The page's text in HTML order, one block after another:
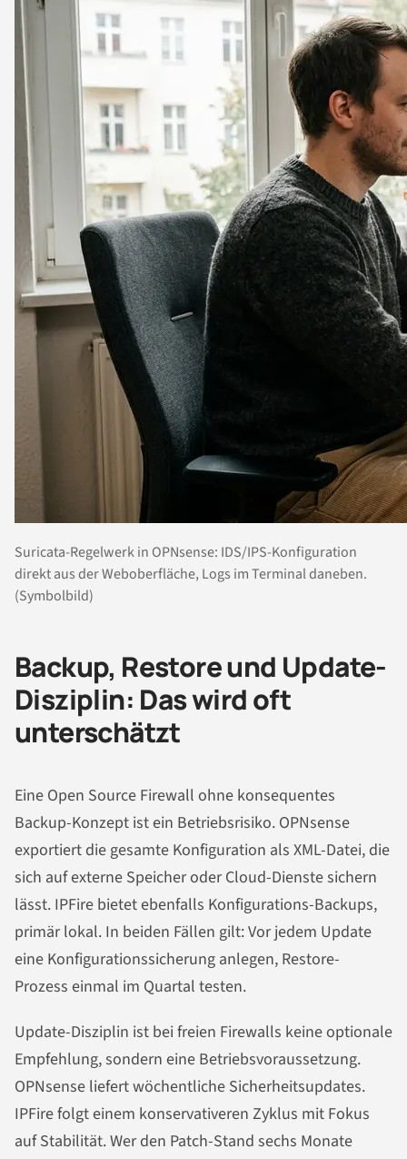
Suricata-Regelwerk in OPNsense: IDS/IPS-Konfiguration
direkt aus der Weboberfläche, Logs im Terminal daneben.
(Symbolbild)
Backup, Restore und Update-
Disziplin: Das wird oft
unterschätzt
Eine Open Source Firewall ohne konsequentes
Backup-Konzept ist ein Betriebsrisiko. OPNsense
exportiert die gesamte Konfiguration als XML-Datei, die
sich auf externe Speicher oder Cloud-Dienste sichern
lässt. IPFire bietet ebenfalls Konfigurations-Backups,
primär lokal. In beiden Fällen gilt: Vor jedem Update
eine Konfigurationssicherung anlegen, Restore-
Prozess einmal im Quartal testen.
Update-Disziplin ist bei freien Firewalls keine optionale
Empfehlung, sondern eine Betriebsvoraussetzung.
OPNsense liefert wöchentliche Sicherheitsupdates.
IPFire folgt einem konservativeren Zyklus mit Fokus
auf Stabilität. Wer den Patch-Stand sechs Monate